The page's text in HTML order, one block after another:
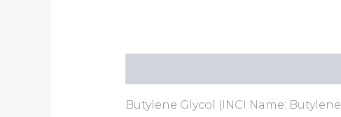
Butylene Glycol (INCI Name: